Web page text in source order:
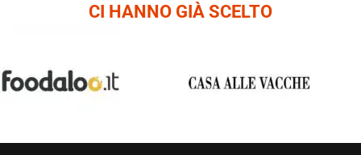
CI HANNO GIÀ SCELTO